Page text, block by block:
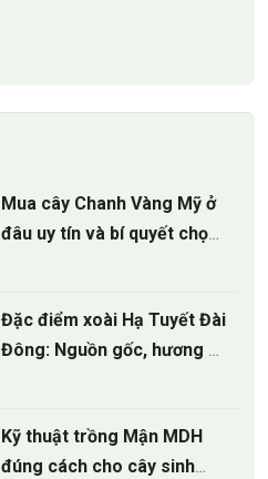
Mua cây Chanh Vàng Mỹ ở
đâu uy tín và bí quyết chọn
Đặc điểm xoài Hạ Tuyết Đài
Đông: Nguồn gốc, hương vị
Kỹ thuật trồng Mận MDH
đúng cách cho cây sinh